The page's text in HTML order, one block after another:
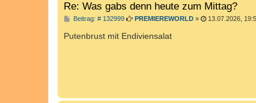
Re: Was gabs denn heute zum Mittag?
Beitrag: # 132999B
i
t
PREMIEREWORLD» 13.07.2026,
Putenbrust mit Endiviensalat